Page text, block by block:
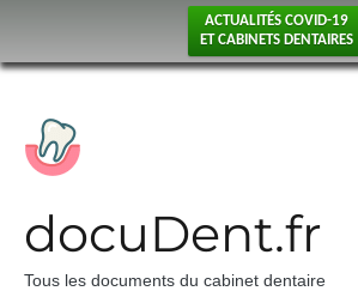
ACTUALITÉS COVID-19
ET CABINETS DENTAIRES
docuDent.fr
Tous les documents du cabinet dentaire